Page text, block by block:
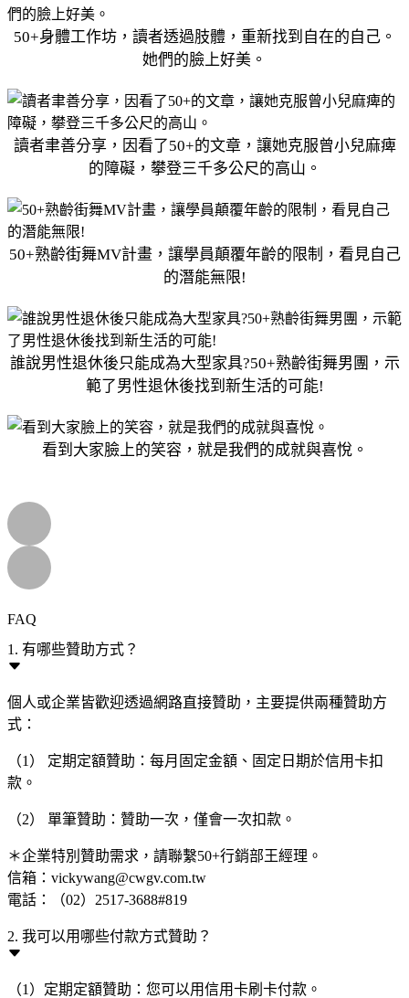
50+身體工作坊，讀者透過肢體，重新找到自在的自己。
她們的臉上好美。
讀者聿善分享，因看了50+的文章，讓她克服曾小兒麻痺
的障礙，攀登三千多公尺的高山。
50+熟齡街舞MV計畫，讓學員顛覆年齡的限制，看見自己
的潛能無限!
誰說男性退休後只能成為大型家具?50+熟齡街舞男團，示
範了男性退休後找到新生活的可能!
看到大家臉上的笑容，就是我們的成就與喜悅。
FAQ
1. 有哪些贊助方式？
個人或企業皆歡迎透過網路直接贊助，主要提供兩種贊助方
式：
（1） 定期定額贊助：每月固定金額、固定日期於信用卡扣
款。
（2） 單筆贊助：贊助一次，僅會一次扣款。
＊企業特別贊助需求，請聯繫50+行銷部王經理。
信箱：vickywang@cwgv.com.tw
電話：（02）2517-3688#819
2. 我可以用哪些付款方式贊助？
（1）定期定額贊助：您可以用信用卡刷卡付款。